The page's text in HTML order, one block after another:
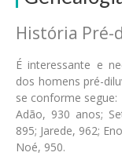
História Pré-
É interessante e
dos homens pré-
se conforme segue:
Adão, 930 anos;
895; Jarede, 962;
Noé, 950.